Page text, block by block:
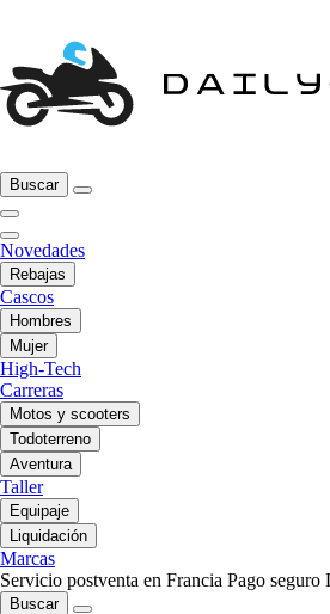
Buscar
Novedades
Rebajas
Cascos
Hombres
Mujer
High-Tech
Carreras
Motos y scooters
Todoterreno
Aventura
Taller
Equipaje
Liquidación
Marcas
Servicio postventa en Francia Pago seguro
Buscar